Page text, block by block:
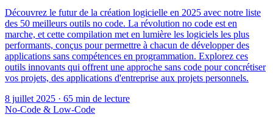
Découvrez le futur de la création logicielle en 2025 avec notre liste
des 50 meilleurs outils no code. La révolution no code est en
marche, et cette compilation met en lumière les logiciels les plus
performants, conçus pour permettre à chacun de développer des
applications sans compétences en programmation. Explorez ces
outils innovants qui offrent une approche sans code pour concrétiser
vos projets, des applications d'entreprise aux projets personnels.
8 juillet 2025 · 65 min de lecture
No-Code & Low-Code